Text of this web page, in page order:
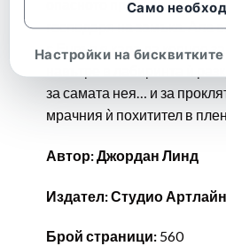
опасното привличане,
господаря на замъка. Ала
с Енвър я кара да копнее
за самата нея… и за
мрачния ѝ похитител в
Автор: Джордан Линд
Издател: Студио Артлайн
Брой страници:560
Само
Настройки на бисквитките